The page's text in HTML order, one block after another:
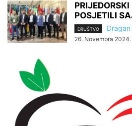
POSJETILI
DRUŠTVO
26. Novembra 2024.